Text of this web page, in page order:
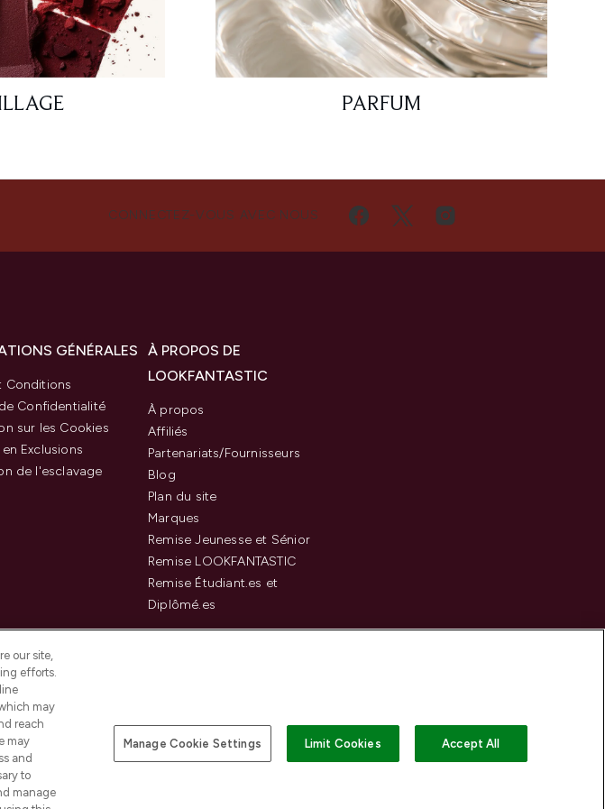
PARFUM
CONNECTEZ-VOUS AVEC NOUS
GÉNÉRALES
Conditions
Confidentialité
sur les Cookies
Exclusions
de l'esclavage
À PROPOS DE
LOOKFANTASTIC
À propos
Affiliés
Partenariats/Fournisseurs
Blog
Plan du site
Marques
Remise Jeunesse et Sénior
Remise LOOKFANTASTIC
Remise Étudiant.es et
Diplômé.es
Payer en toute sécurité avec
our site,
efforts.
may
reach
may
and
to
manage
Manage Cookie Settings Limit Cookies Accept All